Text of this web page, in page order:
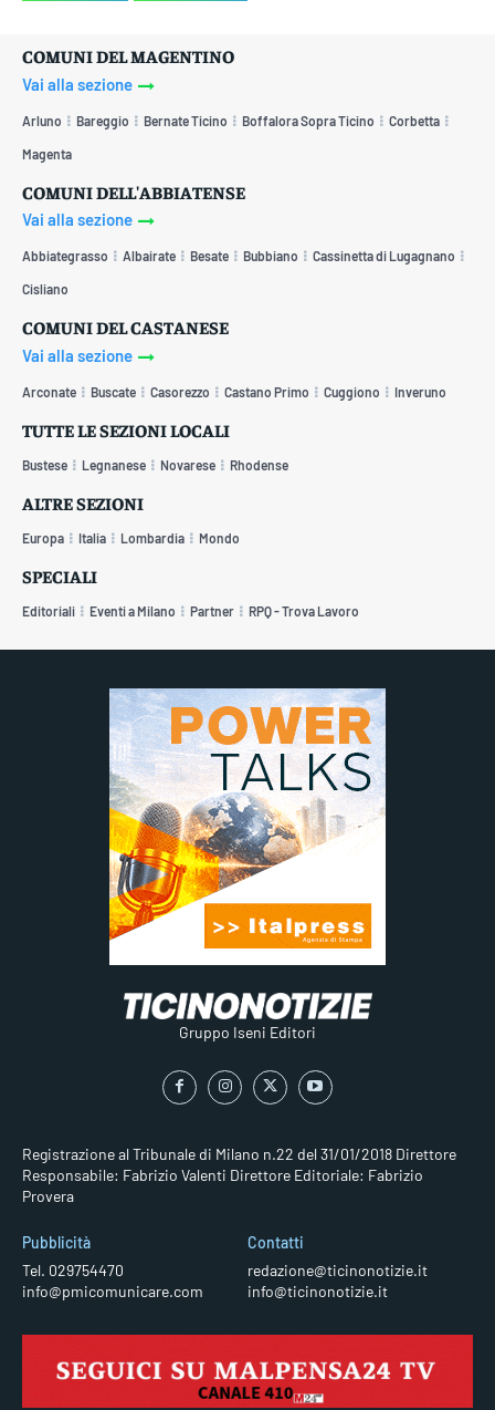
COMUNI DEL MAGENTINO
Vai alla sezione
Arluno Bareggio Bernate Ticino Boffalora Sopra Ticino Corbetta
Magenta
COMUNI DELL'ABBIATENSE
Vai alla sezione
Abbiategrasso Albairate Besate Bubbiano Cassinetta di Lugagnano
Cisliano
COMUNI DEL CASTANESE
Vai alla sezione
Arconate Buscate Casorezzo Castano Primo Cuggiono Inveruno
TUTTE LE SEZIONI LOCALI
Bustese Legnanese Novarese Rhodense
ALTRE SEZIONI
Europa Italia Lombardia Mondo
SPECIALI
Editoriali Eventi a Milano Partner RPQ - Trova Lavoro
Gruppo Iseni Editori
Registrazione al Tribunale di Milano n.22 del 31/01/2018 Direttore
Responsabile: Fabrizio Valenti Direttore Editoriale: Fabrizio
Provera
Pubblicità
Tel. 029754470
info@pmicomunicare.com
Contatti
redazione@ticinonotizie.it
info@ticinonotizie.it